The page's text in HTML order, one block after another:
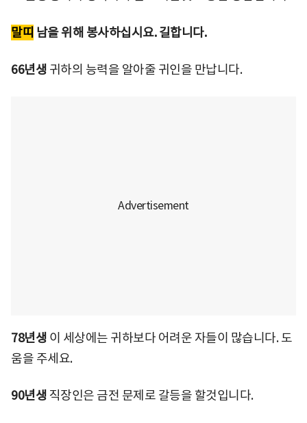
말띠 남을 위해 봉사하십시요. 길합니다.
66년생 귀하의 능력을 알아줄 귀인을 만납니다.
78년생 이 세상에는 귀하보다 어려운 자들이 많습니다. 도
움을 주세요.
90년생 직장인은 금전 문제로 갈등을 할것입니다.